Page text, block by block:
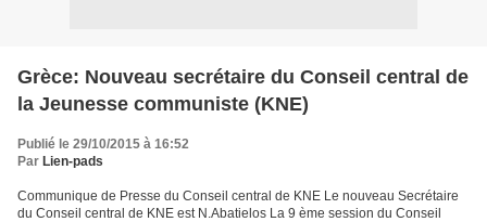
Grèce: Nouveau secrétaire du Conseil central de
la Jeunesse communiste (KNE)
Publié le 29/10/2015 à 16:52
Par Lien-pads
Communique de Presse du Conseil central de KNE Le nouveau Secrétaire
du Conseil central de KNE est N.Abatielos La 9 ème session du Conseil